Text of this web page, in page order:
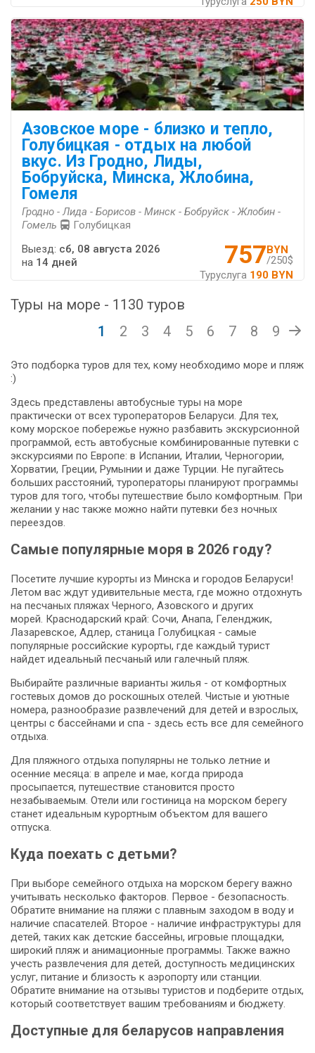
Азовское море - близко и тепло,
Голубицкая - отдых на любой
вкус. Из Гродно, Лиды,
Бобруйска, Минска, Жлобина,
Гомеля
Гродно - Лида - Борисов - Минск - Бобруйск - Жлобин -
Гомель
Голубицкая
757BYN
/250$
Туруслуга 190 BYN
Выезд: сб, 08 августа 2026
на 14 дней
Туры на море - 1130 туров
1
2 3 4 5 6 7 8 9
Это подборка туров для тех, кому необходимо море и пляж
:)
Здесь представлены автобусные туры на море
практически от всех туроператоров Беларуси. Для тех,
кому морское побережье нужно разбавить экскурсионной
программой, есть автобусные комбинированные путевки с
экскурсиями по Европе: в Испании, Италии, Черногории,
Хорватии, Греции, Румынии и даже Турции. Не пугайтесь
больших расстояний, туроператоры планируют программы
туров для того, чтобы путешествие было комфортным. При
желании у нас также можно найти путевки без ночных
переездов.
Самые популярные моря в 2026 году?
Посетите лучшие курорты из Минска и городов Беларуси!
Летом вас ждут удивительные места, где можно отдохнуть
на песчаных пляжах Черного, Азовского и других
морей. Краснодарский край: Сочи, Анапа, Геленджик,
Лазаревское, Адлер, станица Голубицкая - самые
популярные российские курорты, где каждый турист
найдет идеальный песчаный или галечный пляж.
Выбирайте различные варианты жилья - от комфортных
гостевых домов до роскошных отелей. Чистые и уютные
номера, разнообразие развлечений для детей и взрослых,
центры с бассейнами и спа - здесь есть все для семейного
отдыха.
Для пляжного отдыха популярны не только летние и
осенние месяца: в апреле и мае, когда природа
просыпается, путешествие становится просто
незабываемым. Отели или гостиница на морском берегу
станет идеальным курортным объектом для вашего
отпуска.
Куда поехать с детьми?
При выборе семейного отдыха на морском берегу важно
учитывать несколько факторов. Первое - безопасность.
Обратите внимание на пляжи с плавным заходом в воду и
наличие спасателей. Второе - наличие инфраструктуры для
детей, таких как детские бассейны, игровые площадки,
широкий пляж и анимационные программы. Также важно
учесть развлечения для детей, доступность медицинских
услуг, питание и близость к аэропорту или станции.
Обратите внимание на отзывы туристов и подберите отдых,
который соответствует вашим требованиям и бюджету.
Доступные для беларусов направления